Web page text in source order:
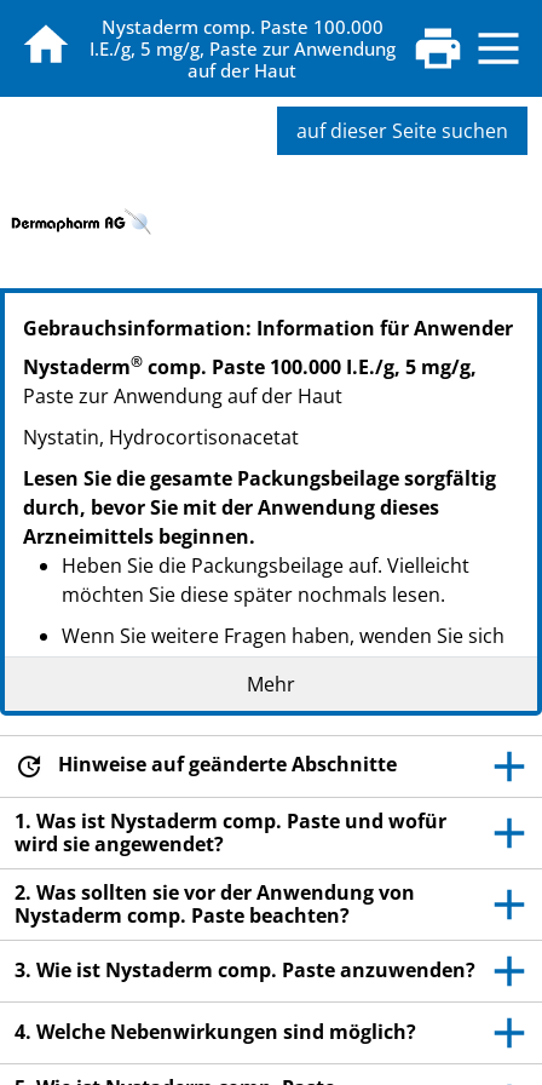
Nystaderm comp. Paste 100.000
I.E./g, 5 mg/g, Paste zur Anwendung
auf der Haut
auf dieser Seite suchen
PZN: 03936647
PPN: 110393664739
GTIN: 04250297401080
PZN: 03936653
GTIN: 04250297404708
PZN: 15383308
PPN: 111538330869
Gebrauchsinformation: Information für Anwender
Nystaderm® comp. Paste 100.000 I.E./g, 5 mg/g,
Paste zur Anwendung auf der Haut
Nystatin, Hydrocortisonacetat
Lesen Sie die gesamte Packungsbeilage sorgfältig
durch, bevor Sie mit der Anwendung dieses
Arzneimittels beginnen.
Heben Sie die Packungsbeilage auf. Vielleicht
möchten Sie diese später nochmals lesen.
Wenn Sie weitere Fragen haben, wenden Sie sich
an Ihren Arzt oder Apotheker.
Dieses Arzneimittel wurde Ihnen persönlich
verschrieben. Geben Sie es nicht an Dritte weiter.
Es kann anderen Menschen schaden, auch wenn
diese die gleichen Beschwerden haben wie Sie.
Wenn Sie Nebenwirkungen bemerken, wenden Sie
sich an Ihren Arzt oder Apotheker. Dies gilt auch
für Nebenwirkungen, die nicht in dieser
Packungsbeilage angegeben sind. Siehe Abschnitt
4.
Mehr
Hinweise auf geänderte Abschnitte
1. Was ist Nystaderm comp. Paste und wofür
wird sie angewendet?
2. Was sollten sie vor der Anwendung von
Nystaderm comp. Paste beachten?
3. Wie ist Nystaderm comp. Paste anzuwenden?
4. Welche Nebenwirkungen sind möglich?